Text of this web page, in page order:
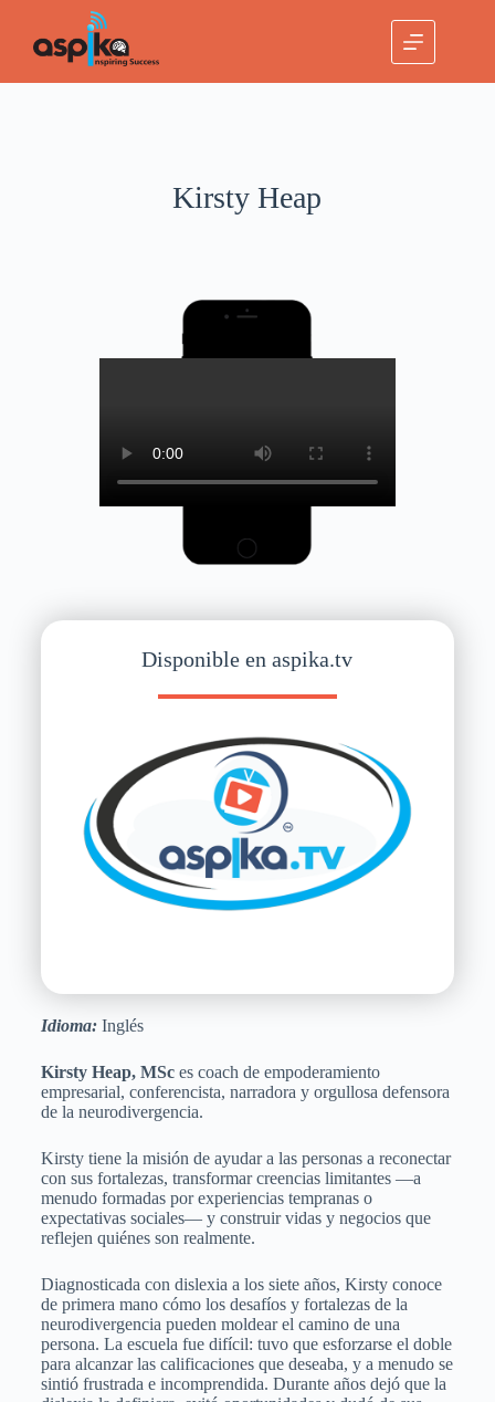
Kirsty Heap
Idioma:Inglés
Kirsty Heap, MSces coach de empoderamiento
empresarial, conferencista, narradora y orgullosa defensora
de la neurodivergencia.
Kirsty tiene la misión de ayudar a las personas a reconectar
con sus fortalezas, transformar creencias limitantes —a
menudo formadas por experiencias tempranas o
expectativas sociales— y construir vidas y negocios que
reflejen quiénes son realmente.
Diagnosticada con dislexia a los siete años, Kirsty conoce
de primera mano cómo los desafíos y fortalezas de la
neurodivergencia pueden moldear el camino de una
persona. La escuela fue difícil: tuvo que esforzarse el doble
para alcanzar las calificaciones que deseaba, y a menudo se
sintió frustrada e incomprendida. Durante años dejó que la
Disponible en aspika.tv